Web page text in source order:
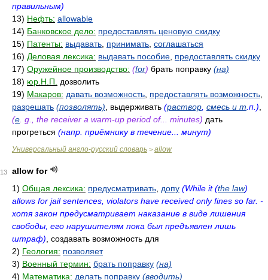
правильным)
13) Нефть: allowable
14) Банковское дело: предоставлять ценовую скидку
15) Патенты: выдавать принимать соглашаться
16) Деловая лексика: выдавать пособие предоставлять скидку
17) Оружейное производство: (for) брать поправку (на)
18) юр.Н.П.
дозволить
19) Макаров: давать возможность предоставлять возможность
разрешать (позволять) , выдерживать (раствор смесь и т .п.)
(e . g., the receiver a warm-up period of... minutes) дать
прогреться (напр. приёмнику в течение... минут)
Универсальный англо-русский словарь > allow
13
allow for
1) Общая лексика: предусматривать допу (While it (the law)
allows for jail sentences, violators have received only fines so far. -
хотя закон предусматривает наказание в виде лишения
свободы, его нарушителям пока был предъявлен лишь
штраф) , создавать возможность для
2) Геология: позволяет
3) Военный термин: брать поправку (на)
4) Математика: делать поправку (вводить)